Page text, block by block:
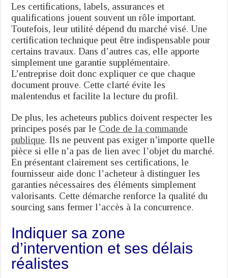
Les certifications, labels, assurances et
qualifications jouent souvent un rôle important.
Toutefois, leur utilité dépend du marché visé. Une
certification technique peut être indispensable pour
certains travaux. Dans d’autres cas, elle apporte
simplement une garantie supplémentaire.
L’entreprise doit donc expliquer ce que chaque
document prouve. Cette clarté évite les
malentendus et facilite la lecture du profil.
De plus, les acheteurs publics doivent respecter les
principes posés par le Code de la commande
publique. Ils ne peuvent pas exiger n’importe quelle
pièce si elle n’a pas de lien avec l’objet du marché.
En présentant clairement ses certifications, le
fournisseur aide donc l’acheteur à distinguer les
garanties nécessaires des éléments simplement
valorisants. Cette démarche renforce la qualité du
sourcing sans fermer l’accès à la concurrence.
Indiquer sa zone
d’intervention et ses délais
réalistes